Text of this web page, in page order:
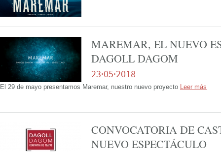
MAREMAR, EL NUEVO
DAGOLL DAGOM
23·05·2018
El 29 de mayo presentamos Maremar, nuestro nuevo proyecto Leer más
CONVOCATORIA DE
NUEVO ESPECTÁCULO